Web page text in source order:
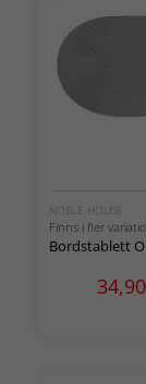
NOBLE HOUSE
Finns i fler
Bordstablett
34,90